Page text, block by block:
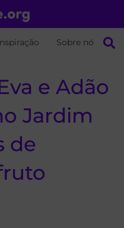
Sobre nós
e Adão
Jardim
de